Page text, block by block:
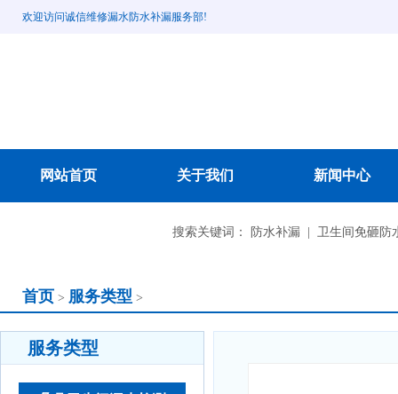
欢迎访问诚信维修漏水防水补漏服务部!
网站首页 关于我们 新闻中心
搜索关键词： 防水补漏 | 卫生间免砸
首页 > 服务类型 >
服务类型